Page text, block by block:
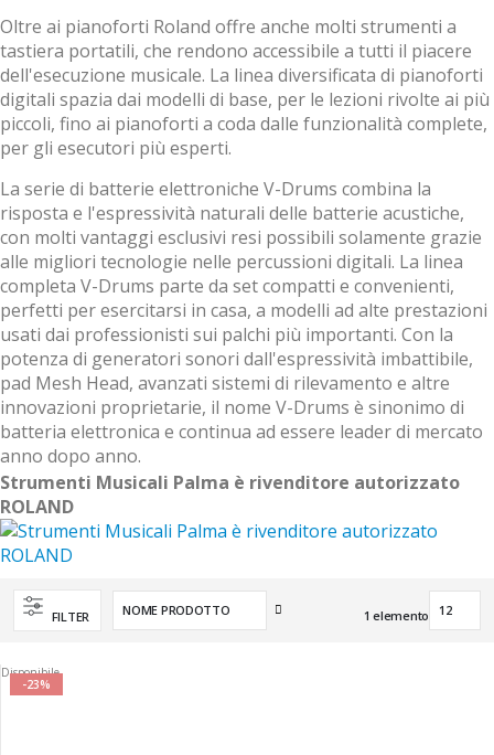
Oltre ai pianoforti Roland offre anche molti strumenti a
tastiera portatili, che rendono accessibile a tutti il piacere
dell'esecuzione musicale. La linea diversificata di pianoforti
digitali spazia dai modelli di base, per le lezioni rivolte ai più
piccoli, fino ai pianoforti a coda dalle funzionalità complete,
per gli esecutori più esperti.
La serie di batterie elettroniche V-Drums combina la
risposta e l'espressività naturali delle batterie acustiche,
con molti vantaggi esclusivi resi possibili solamente grazie
alle migliori tecnologie nelle percussioni digitali. La linea
completa V-Drums parte da set compatti e convenienti,
perfetti per esercitarsi in casa, a modelli ad alte prestazioni
usati dai professionisti sui palchi più importanti. Con la
potenza di generatori sonori dall'espressività imbattibile,
pad Mesh Head, avanzati sistemi di rilevamento e altre
innovazioni proprietarie, il nome V-Drums è sinonimo di
batteria elettronica e continua ad essere leader di mercato
anno dopo anno.
Strumenti Musicali Palma è rivenditore autorizzato
ROLAND
FILTER
Imposta
1 elemento
-23%
Disponibile